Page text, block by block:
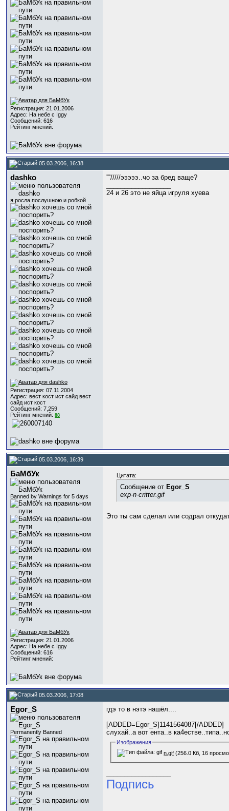
Регистрация: 21.01.2006
Адрес: На небе с Iggy
Сообщений: 616
Рейтинг мнений:
05.03.2006, 16:38
dashko
я росла послушною и робкой
Регистрация: 07.11.2004
Адрес: вест кост ист сайд вест
сайд ист кост
Сообщений: 7,259
Рейтинг мнений: 88
''''/////эээээ..чо за бред ваще?
24 и 26 это не яйца игруля хуева
05.03.2006, 16:39
БаМбУк
Banned by Warnings for 5 days
Регистрация: 21.01.2006
Адрес: На небе с Iggy
Сообщений: 616
Рейтинг мнений:
Цитата:
Сообщение от Egor_S
exp-n-critter.gif
Это ты сам сделал или содрал
05.03.2006, 17:08
Egor_S
Permanently Banned
гдэ то в нэтэ нашёл....
[ADDED=Egor_S]1141564087[/ADDED]
слухай..а вот ента..в
Изображения
n.gif (256.0 Кб, 16
Подпись